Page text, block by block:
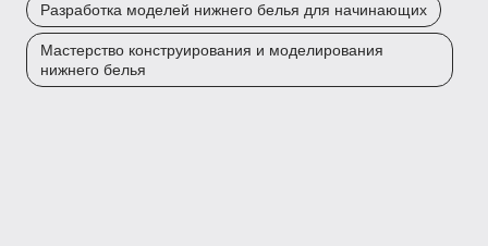
Разработка моделей нижнего белья для начинающих
Мастерство конструирования и моделирования
нижнего белья